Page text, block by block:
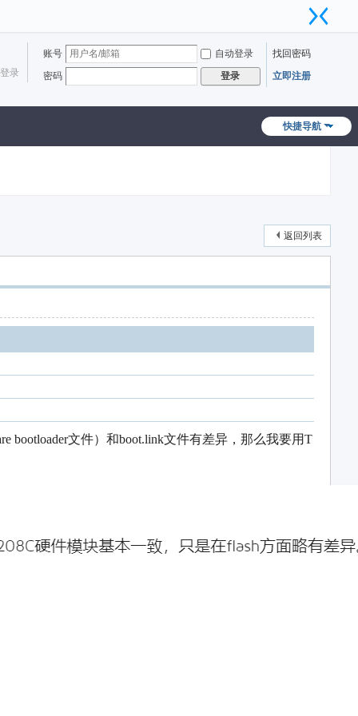
账号 自动登录
找回密码
密码
登录 立即注册
录
快捷导航
返回列表
bootloader文件）和boot.link文件有差异，那么我要用T